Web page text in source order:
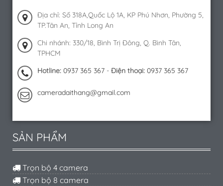
Địa chỉ: Số 318A,Quốc Lộ 1A, KP Phú Nhơn, Phường 5,
TP.Tân An, Tỉnh Long An
Chi nhánh: 330/18, Bình Trị Đông, Q. Bình Tân,
TPHCM
Hotline: 0937 365 367 - Điện thoại: 0937 365 367
cameradaithang@gmail.com
SẢN PHẨM
Trọn bộ 4 camera
Trọn bộ 8 camera